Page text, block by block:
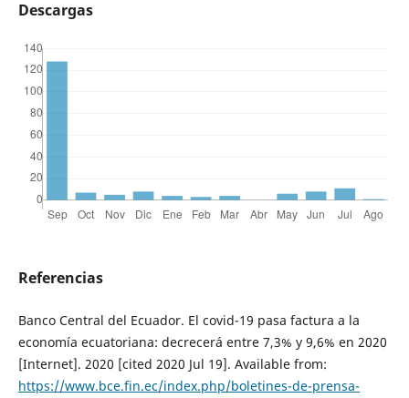
Descargas
Referencias
Banco Central del Ecuador. El covid-19 pasa factura a la
economía ecuatoriana: decrecerá entre 7,3% y 9,6% en 2020
[Internet]. 2020 [cited 2020 Jul 19]. Available from:
https://www.bce.fin.ec/index.php/boletines-de-prensa-